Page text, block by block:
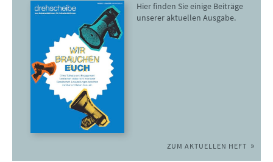
Hier finden Sie einige Beiträge
unserer aktuellen Ausgabe.
ZUM AKTUELLEN HEFT